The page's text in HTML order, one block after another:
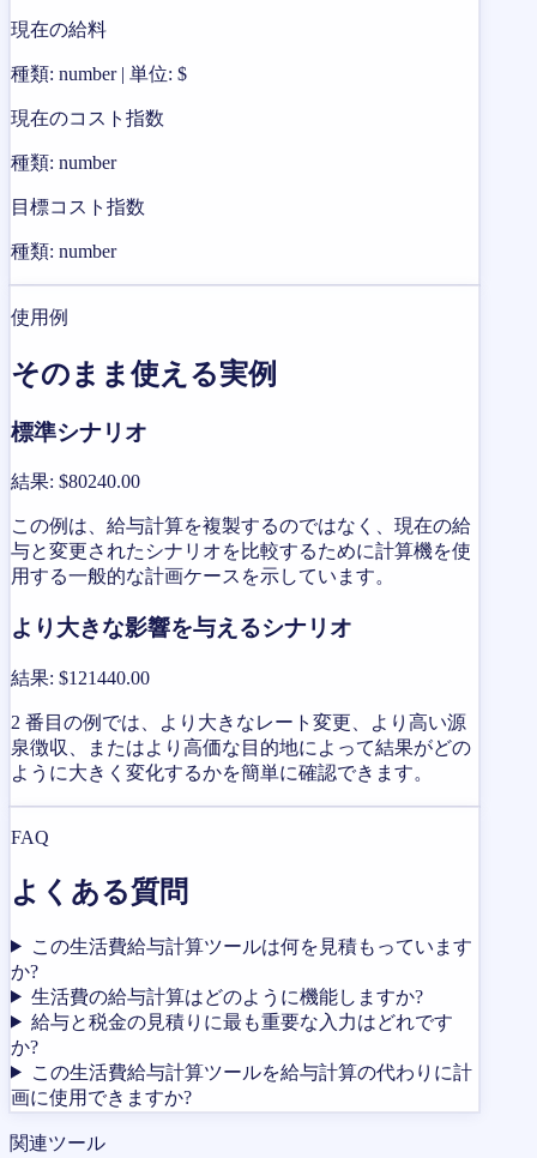
現在の給料
種類: number | 単位: $
現在のコスト指数
種類: number
目標コスト指数
種類: number
使用例
そのまま使える実例
標準シナリオ
結果: $80240.00
この例は、給与計算を複製するのではなく、現在の給
与と変更されたシナリオを比較するために計算機を使
用する一般的な計画ケースを示しています。
より大きな影響を与えるシナリオ
結果: $121440.00
2 番目の例では、より大きなレート変更、より高い源
泉徴収、またはより高価な目的地によって結果がどの
ように大きく変化するかを簡単に確認できます。
FAQ
よくある質問
この生活費給与計算ツールは何を見積もっています
か?
生活費の給与計算はどのように機能しますか?
給与と税金の見積りに最も重要な入力はどれです
か?
この生活費給与計算ツールを給与計算の代わりに計
画に使用できますか?
関連ツール